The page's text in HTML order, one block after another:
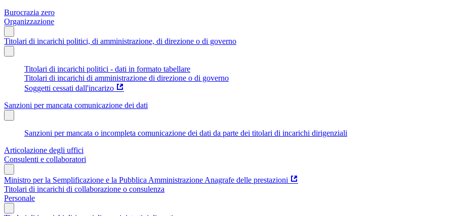
Burocrazia zero
Organizzazione
Titolari di incarichi politici, di amministrazione, di direzione o di governo
Titolari di incarichi politici - dati in formato tabellare
Titolari di incarichi di amministrazione di direzione o di governo
Soggetti cessati dall'incarizo
Sanzioni per mancata comunicazione dei dati
Sanzioni per mancata o incompleta comunicazione dei dati da parte dei titolari di incarichi dirigenziali
Articolazione degli uffici
Consulenti e collaboratori
Ministro per la Semplificazione e la Pubblica Amministrazione Anagrafe delle prestazioni
Titolari di incarichi di collaborazione o consulenza
Personale